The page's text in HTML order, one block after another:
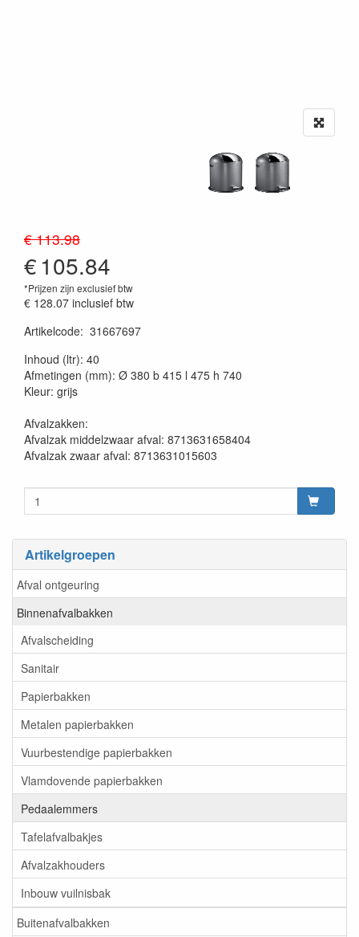
Artikelgroepen
Afval ontgeuring
Binnenafvalbakken
Afvalscheiding
Sanitair
Papierbakken
Metalen papierbakken
Vuurbestendige papierbakken
Vlamdovende papierbakken
Pedaalemmers
Tafelafvalbakjes
Afvalzakhouders
Inbouw vuilnisbak
Buitenafvalbakken
€ 113.98
€105.84
*Prijzen zijn exclusief btw
€ 128.07 inclusief btw
Artikelcode: 31667697
Inhoud (ltr): 40
Afmetingen (mm): Ø 380 b 415 l 475 h 740
Kleur: grijs
Afvalzakken:
Afvalzak middelzwaar afval: 8713631658404
Afvalzak zwaar afval: 8713631015603